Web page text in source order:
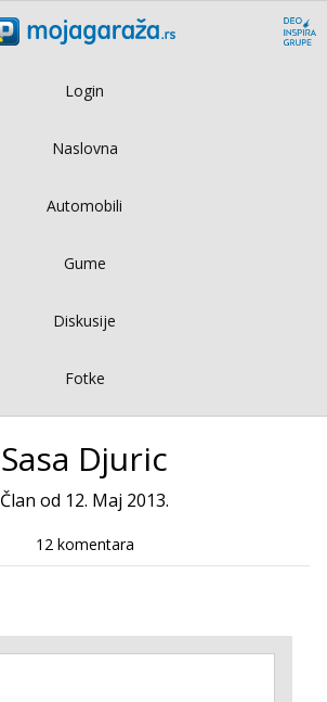
Login
Naslovna
Automobili
Gume
Diskusije
Fotke
Sasa Djuric
Član od 12. Maj 2013.
12 komentara